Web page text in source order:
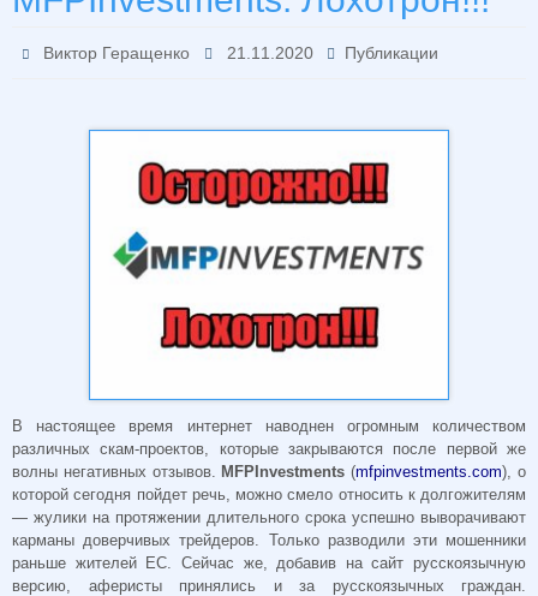
Виктор Геращенко 21.11.2020 Публикации
В настоящее время интернет наводнен огромным количеством
различных скам-проектов, которые закрываются после первой же
волны негативных отзывов. MFPInvestments (mfpinvestments.com), о
которой сегодня пойдет речь, можно смело относить к долгожителям
— жулики на протяжении длительного срока успешно выворачивают
карманы доверчивых трейдеров. Только разводили эти мошенники
раньше жителей ЕС. Сейчас же, добавив на сайт русскоязычную
версию, аферисты принялись и за русскоязычных граждан.